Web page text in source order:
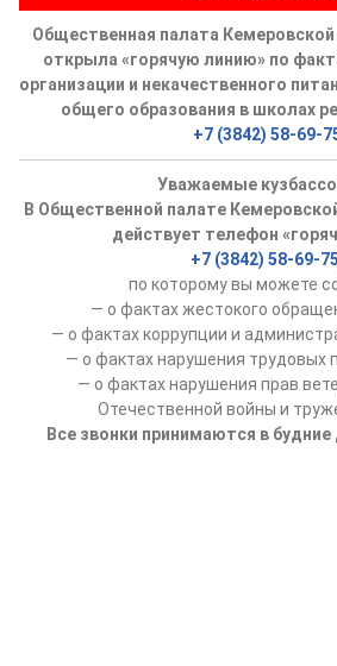
Общественная палата Кемеровской
открыла «горячую линию» по
организации и некачественного
общего образования в школах
+7 (3842) 58-69-
Уважаемые
В Общественной палате
действует телефон
+7 (3842) 58-69-75
по которому вы можете
— о фактах жестокого
— о фактах коррупции и
— о фактах нарушения трудовых
— о фактах нарушения прав
Отечественной войны и
Все звонки принимаются в будние